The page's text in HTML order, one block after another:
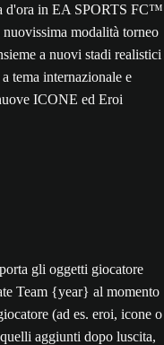
d'ora in EA SPORTS FC™
modalità torneo
a nuovi stadi realistici
tema internazionale e
ICONE ed Eroi
gli oggetti giocatore
Team {year} al momento
(ad es. eroi, icone o
aggiunti dopo luscita,